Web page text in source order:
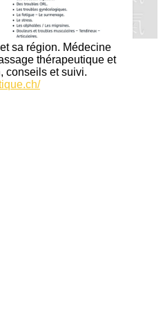
sa région. Médecine
thérapeutique et
conseils et suivi.